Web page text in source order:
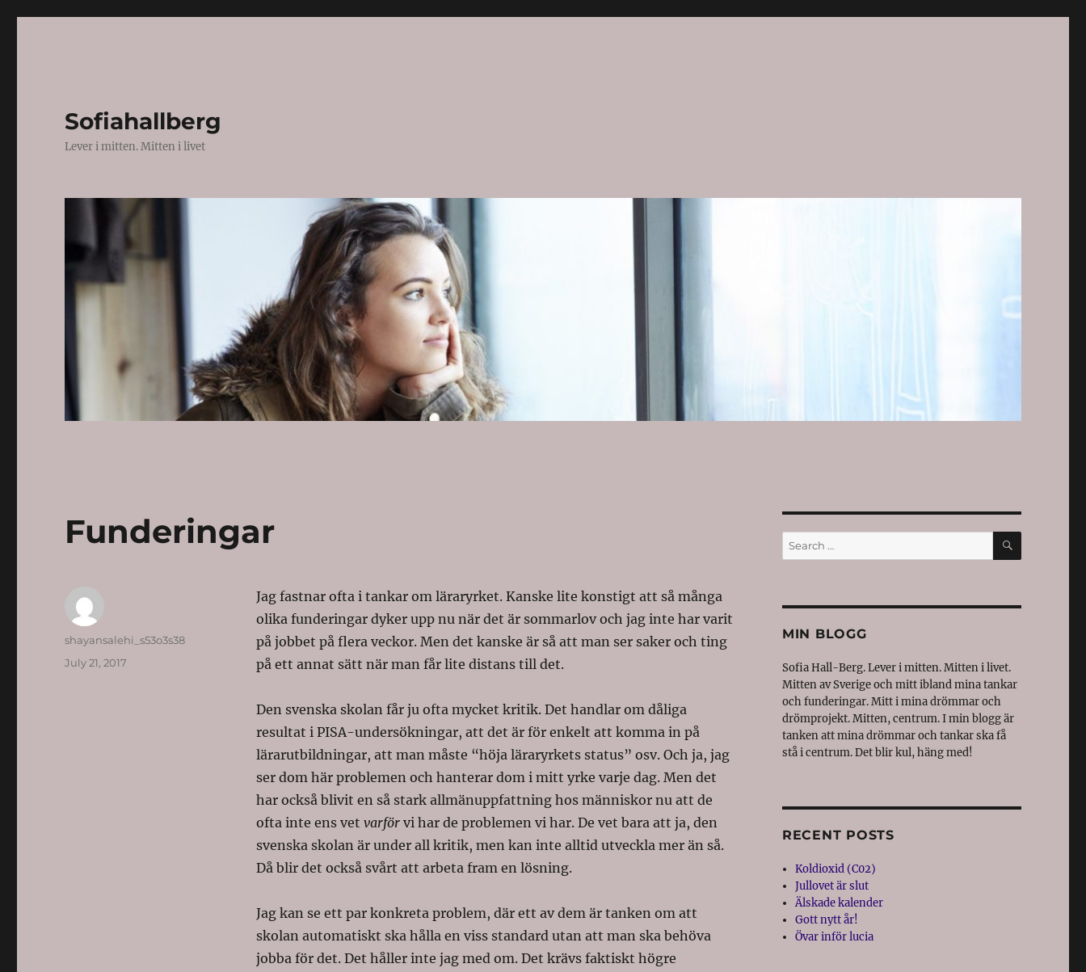
Sofiahallberg
Lever i mitten. Mitten i livet
Funderingar
Jag fastnar ofta i tankar om läraryrket. Kanske lite konstigt att så många
olika funderingar dyker upp nu när det är sommarlov och jag inte har varit
på jobbet på flera veckor. Men det kanske är så att man ser saker och ting
på ett annat sätt när man får lite distans till det.
Den svenska skolan får ju ofta mycket kritik. Det handlar om dåliga
resultat i PISA-undersökningar, att det är för enkelt att komma in på
lärarutbildningar, att man måste “höja läraryrkets status” osv. Och ja, jag
ser dom här problemen och hanterar dom i mitt yrke varje dag. Men det
har också blivit en så stark allmänuppfattning hos människor nu att de
ofta inte ens vet varför vi har de problemen vi har. De vet bara att ja, den
svenska skolan är under all kritik, men kan inte alltid utveckla mer än så.
Då blir det också svårt att arbeta fram en lösning.
Jag kan se ett par konkreta problem, där ett av dem är tanken om att
skolan automatiskt ska hålla en viss standard utan att man ska behöva
jobba för det. Det håller inte jag med om. Det krävs faktiskt högre
Author
shayansalehi_s53o3s38
Posted
July 21, 2017
Search
for:
SEARCH
MIN BLOGG
Sofia Hall-Berg. Lever i mitten. Mitten i livet.
Mitten av Sverige och mitt ibland mina tankar
och funderingar. Mitt i mina drömmar och
drömprojekt. Mitten, centrum. I min blogg är
tanken att mina drömmar och tankar ska få
stå i centrum. Det blir kul, häng med!
RECENT POSTS
Koldioxid (C02)
Jullovet är slut
Älskade kalender
Gott nytt år!
Övar inför lucia